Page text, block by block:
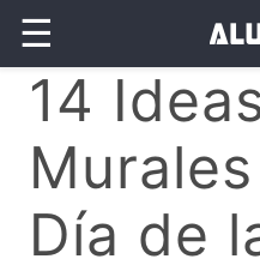
☰
14
Día de